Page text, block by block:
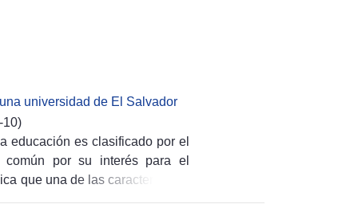
universidad de El Salvador
10)
educación es clasificado por el
común por su interés para el
que una de las características